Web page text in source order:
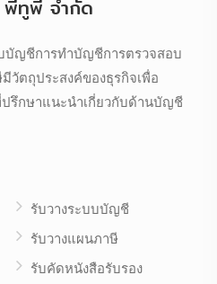
ทูพี จำกัด
บัญชีการทำบัญชีการตรวจสอบ
ตถุประสงค์ของธุรกิจเพื่อ
รึกษาแนะนำเกี่ยวกับด้านบัญชี
รับวางระบบบัญชี
รับวางแผนภาษี
รับคัดหนังสือรับรอง